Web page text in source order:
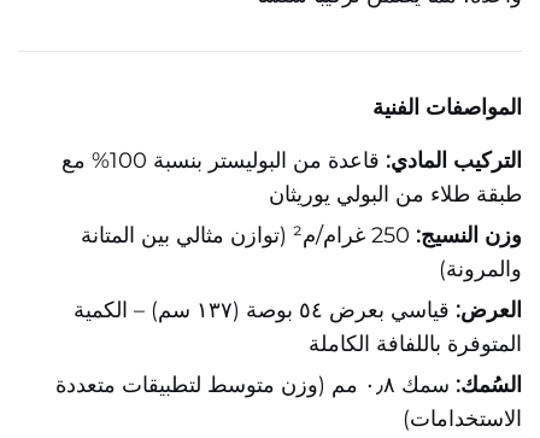
المواصفات الفنية
التركيب المادي:
قاعدة من البوليستر بنسبة 100% مع
طبقة طلاء من البولي يوريثان
وزن النسيج:
250 غرام/م² (توازن مثالي بين المتانة
والمرونة)
العرض:
قياسي بعرض ٥٤ بوصة (١٣٧ سم) – الكمية
المتوفرة باللفافة الكاملة
السُمك:
سمك ٠٫٨ مم (وزن متوسط لتطبيقات متعددة
الاستخدامات)